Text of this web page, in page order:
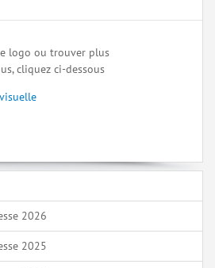
logo ou trouver plus
cliquez ci-dessous
2026
2025